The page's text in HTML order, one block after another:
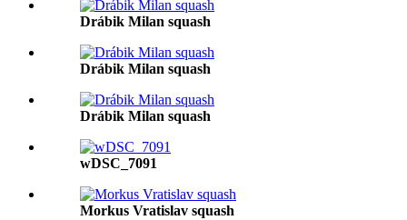
Drábik Milan squash
Drábik Milan squash
Drábik Milan squash
wDSC_7091
Morkus Vratislav squash